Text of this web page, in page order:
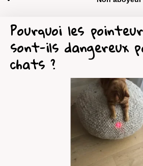
Pourquoi les
sont-ils dangereux
chats ?